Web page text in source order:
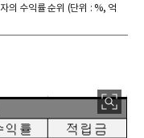
의 수익률 순위 (단위 : %, 억